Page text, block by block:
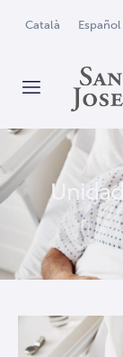
Català Español